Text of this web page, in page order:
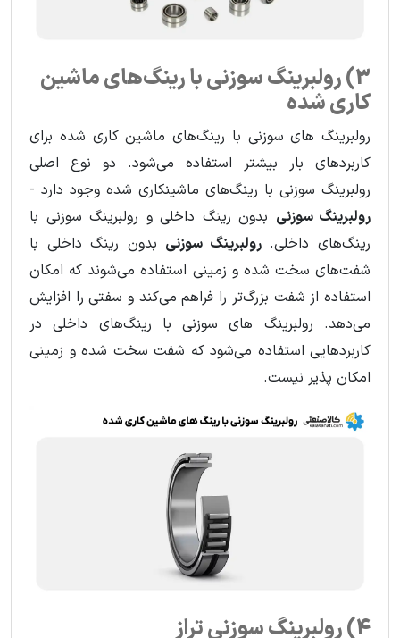
3) رولبرینگ سوزنی با رینگ‌های ماشین
کاری شده
رولبرینگ های سوزنی با رینگ‌های ماشین کاری شده برای
کاربردهای بار بیشتر استفاده می‌شود. دو نوع اصلی
رولبرینگ سوزنی با رینگ‌های ماشینکاری شده وجود دارد -
رولبرینگ سوزنی بدون رینگ داخلی و رولبرینگ سوزنی با
رینگ‌های داخلی.رولبرینگ سوزنی بدون رینگ داخلی با
شفت‌های سخت شده و زمینی استفاده می‌شوند که امکان
استفاده از شفت بزرگ‌تر را فراهم می‌کند و سفتی را افزایش
می‌دهد. رولبرینگ های سوزنی با رینگ‌های داخلی در
کاربردهایی استفاده می‌شود که شفت سخت شده و زمینی
امکان پذیر نیست.
4) رولبرینگ سوزنی تراز